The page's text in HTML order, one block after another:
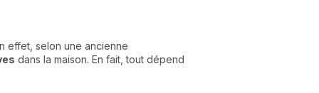
effet, selon une ancienne
dans la maison. En fait, tout dépend